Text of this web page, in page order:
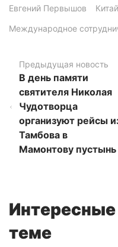
Евгений Первышов
Китай
Международное
Предыдущая новость
В день памяти
святителя Николая
Чудотворца
организуют рейсы
Тамбова в
Мамонтову пустынь
Интересные
теме